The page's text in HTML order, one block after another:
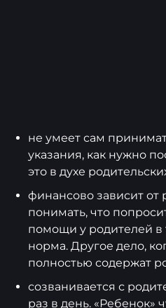
не умеет сам
указания, как нужно
это в духе
финансово зависит от
понимать, что
помощи у родителей
норма. Другое дело,
полностью содержат
созванивается с
раз в день. «Ребенок»